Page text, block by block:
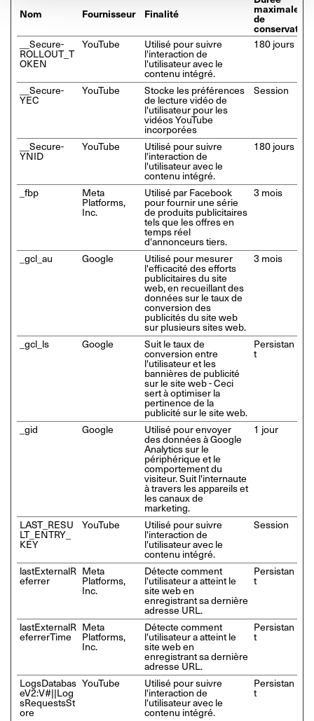
Nom Fournisseur Finalité maximale
de
conservation
__Secure-
ROLLOUT_T
OKEN
YouTube Utilisé pour suivre
l'interaction de
l'utilisateur avec le
contenu intégré.
180 jours
__Secure-
YEC
YouTube Stocke les préférences
de lecture vidéo de
l'utilisateur pour les
vidéos YouTube
incorporées
Session
__Secure-
YNID
YouTube Utilisé pour suivre
l'interaction de
l'utilisateur avec le
contenu intégré.
180 jours
_fbp Meta
Platforms,
Inc.
Utilisé par Facebook
pour fournir une série
de produits publicitaires
tels que les offres en
temps réel
d'annonceurs tiers.
3 mois
_gcl_au Google Utilisé pour mesurer
l'efficacité des efforts
publicitaires du site
web, en recueillant des
données sur le taux de
conversion des
publicités du site web
sur plusieurs sites web.
3 mois
_gcl_ls Google Suit le taux de
conversion entre
l'utilisateur et les
bannières de publicité
sur le site web - Ceci
sert à optimiser la
pertinence de la
publicité sur le site web.
Persistan
t
_gid Google Utilisé pour envoyer
des données à Google
Analytics sur le
périphérique et le
comportement du
visiteur. Suit l'internaute
à travers les appareils et
les canaux de
marketing.
1 jour
LAST_RESU
LT_ENTRY_
KEY
YouTube Utilisé pour suivre
l'interaction de
l'utilisateur avec le
contenu intégré.
Session
lastExternalR
eferrer
Meta
Platforms,
Inc.
Détecte comment
l'utilisateur a atteint le
site web en
enregistrant sa dernière
adresse URL.
Persistan
t
lastExternalR
eferrerTime
Meta
Platforms,
Inc.
Détecte comment
l'utilisateur a atteint le
site web en
enregistrant sa dernière
adresse URL.
Persistan
t
LogsDatabas
eV2:V#||Log
sRequestsSt
ore
YouTube Utilisé pour suivre
l'interaction de
l'utilisateur avec le
contenu intégré.
Persistan
t